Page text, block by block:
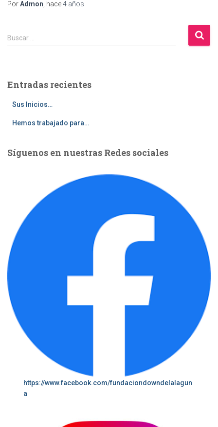
PorAdmon , hace4 años
B
u
r
Buscar …
Entradas recientes
Sus Inicios…
Hemos trabajado para…
Síguenos en nuestras Redes sociales
https://www.facebook.com/fundaciondowndelalagun
a